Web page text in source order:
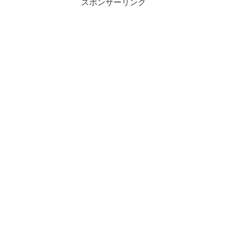
は頒布版を紹介していますという
スポンサーリンク